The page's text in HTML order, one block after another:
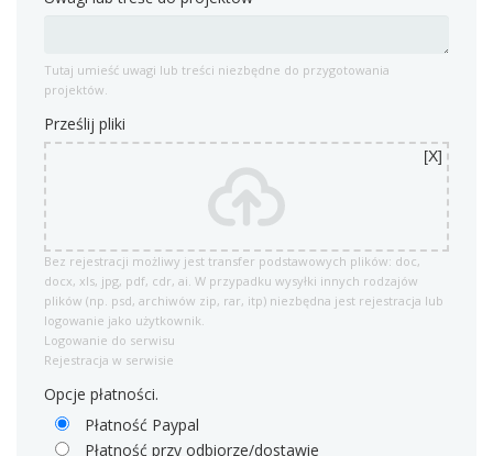
Tutaj umieść uwagi lub treści niezbędne do przygotowania
projektów.
Prześlij pliki
Bez rejestracji możliwy jest transfer podstawowych plików: doc,
docx, xls, jpg, pdf, cdr, ai. W przypadku wysyłki innych rodzajów
plików (np. psd, archiwów zip, rar, itp) niezbędna jest rejestracja lub
logowanie jako użytkownik.
Logowanie do serwisu
Rejestracja w serwisie
Opcje płatności.
Płatność Paypal
Płatność przy odbiorze/dostawie